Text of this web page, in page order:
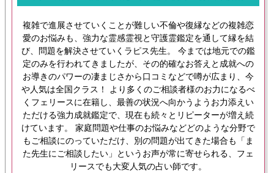
複雑で進展させていくことが難しい不倫や復縁などの複雑恋
愛のお悩みも、強力な霊感霊視と守護霊鑑定を通して縁を結
び、問題を解決させていくラピス先生。 今までは地元での鑑
定のみを行われてきましたが、その的確なお答えと成就への
お導きのパワーの凄まじさから口コミなどで噂が広まり、今
や人気は全国クラス！ より多くのご相談者様のお力になるべ
くフェリースに在籍し、最善の状況へ向かうようお力添えい
ただける強力成就鑑定で、現在も続々とリピーターが増え続
けています。 家庭問題や仕事のお悩みなどどのような分野で
もご相談にのっていただけ、別の問題が出てきた場合も「ま
た先生にご相談したい」というお声が常に寄せられる、フェ
リースでも大変人気の占い師です。